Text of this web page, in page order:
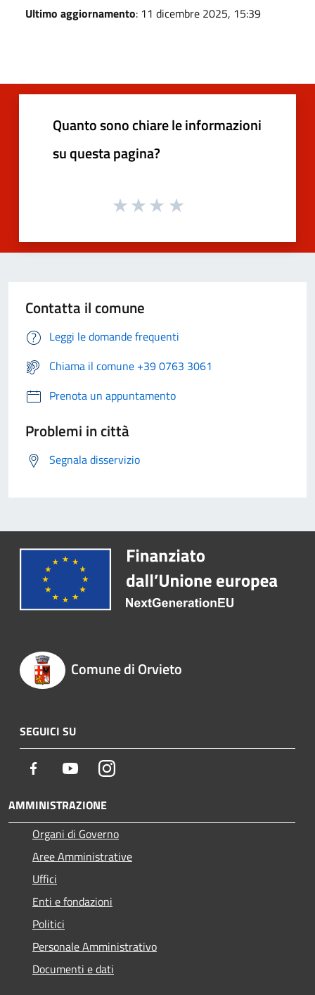
Ultimo aggiornamento: 11 dicembre 2025, 15:39
Quanto sono chiare le informazioni
su questa pagina?
Contatta il comune
Leggi le domande frequenti
Chiama il comune +39 0763 3061
Prenota un appuntamento
Problemi in città
Segnala disservizio
Comune di Orvieto
SEGUICI SU
Facebook YoutubeInstagram
AMMINISTRAZIONE
Organi di Governo
Aree Amministrative
Uffici
Enti e fondazioni
Politici
Personale Amministrativo
Documenti e dati